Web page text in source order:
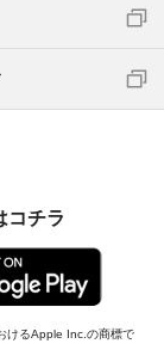
コチラ
けるApple Inc.の商標で